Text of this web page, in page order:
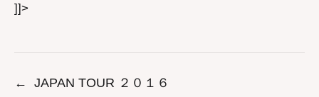
]]>
←
JAPAN TOUR ２０１６